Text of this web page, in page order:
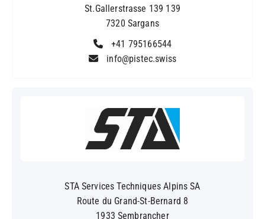
St.Gallerstrasse 139 139
7320 Sargans
+41 795166544
info@pistec.swiss
STA Services Techniques Alpins SA
Route du Grand-St-Bernard 8
1933 Sembrancher